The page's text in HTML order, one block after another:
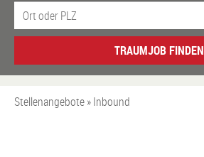
TRAUMJOB FINDEN
Stellenangebote Inbound